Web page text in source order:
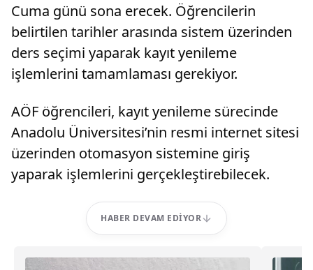
Cuma günü sona erecek. Öğrencilerin
belirtilen tarihler arasında sistem üzerinden
ders seçimi yaparak kayıt yenileme
işlemlerini tamamlaması gerekiyor.
AÖF öğrencileri, kayıt yenileme sürecinde
Anadolu Üniversitesi’nin resmi internet sitesi
üzerinden otomasyon sistemine giriş
yaparak işlemlerini gerçekleştirebilecek.
HABER DEVAM EDIYOR